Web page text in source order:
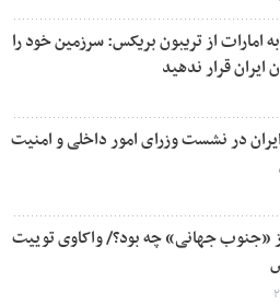
امارات از تریبون بریکس: سرزمین خود را
ایران قرار ندهید
در نشست وزرای امور داخلی و امنیت
«جنوب جهانی» چه بود؟/ واکاوی توییت